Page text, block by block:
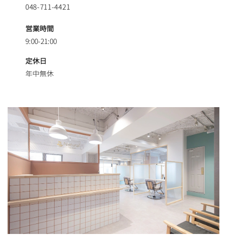
048-711-4421
営業時間
9:00-21:00
定休日
年中無休